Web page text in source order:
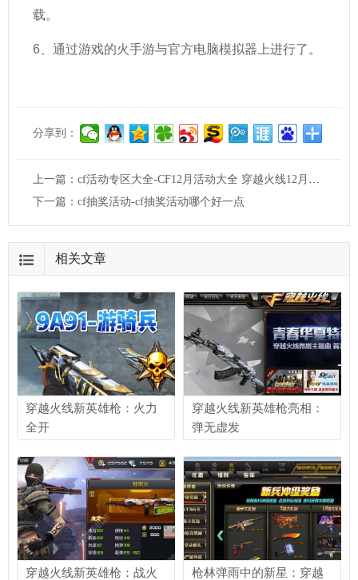
载。
6、通过游戏的火手游与官方电脑模拟器上进行了。
分享到：
上一篇： cf活动专区大全-CF12月活动大全 穿越火线12月有哪些活动
下一篇： cf抽奖活动-cf抽奖活动哪个好一点
相关文章
穿越火线新英雄枪：火力
全开
穿越火线新英雄枪亮相：
弹无虚发
穿越火线新英雄枪：战火
枪林弹雨中的新星：穿越